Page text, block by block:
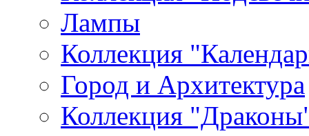
Лампы
Коллекция
Город и Архитектура
Коллекция